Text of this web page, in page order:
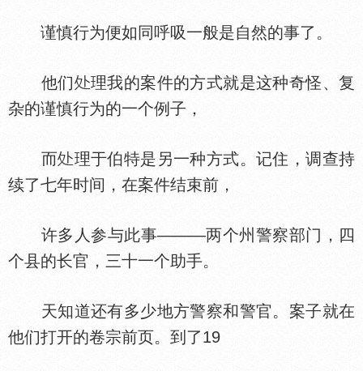
谨慎行为便如同呼吸一般是自然的事了。
他们
理我的案件的方式就是这种奇怪、复
杂的谨慎行为的一个例子，
而
理于伯特是另一种方式。记住，调查持
续了七年时间，在案件结束前，
许多人参与此事———两个州警察部门，四
个县的长官，三十一个助手。
天知道还有多少地方警察和警官。案子就在
他们打开的卷宗前页。到了19